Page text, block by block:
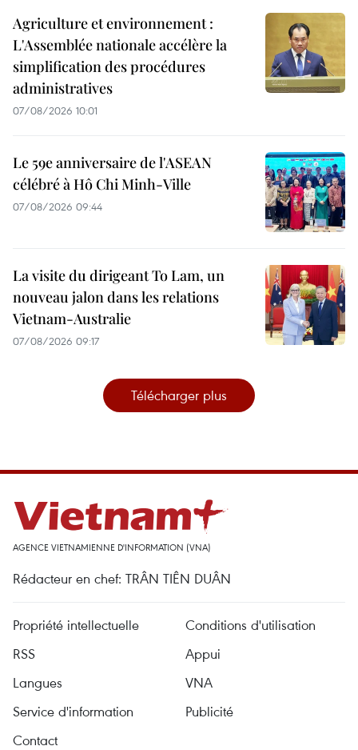
Agriculture et environnement :
L'Assemblée nationale accélère la
simplification des procédures
administratives
07/08/2026 10:01
Le 59e anniversaire de l'ASEAN
célébré à Hô Chi Minh-Ville
07/08/2026 09:44
La visite du dirigeant To Lam, un
nouveau jalon dans les relations
Vietnam-Australie
07/08/2026 09:17
Télécharger plus
AGENCE VIETNAMIENNE D'INFORMATION (VNA)
Rédacteur en chef: TRÂN TIÊN DUÂN
Propriété intellectuelle
Conditions d'utilisation
RSS
Appui
Langues
VNA
Service d'information
Publicité
Contact